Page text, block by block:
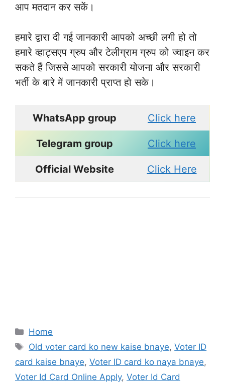
आप मतदान कर सकें।
हमारे द्वारा दी गई जानकारी आपको अच्छी लगी हो तो
हमारे व्हाट्सएप ग्रुप और टेलीग्राम ग्रुप को ज्वाइन कर
सकते हैं जिससे आपको सरकारी योजना और सरकारी
भर्ती के बारे में जानकारी प्राप्त हो सके।
WhatsApp group Click here
Telegram group Click here
Official Website Click Here
Categories
Home
Tags
Old voter card ko new kaise bnaye,Voter ID
card kaise bnaye, Voter ID card ko naya bnaye,
Voter Id Card Online Apply, Voter Id Card